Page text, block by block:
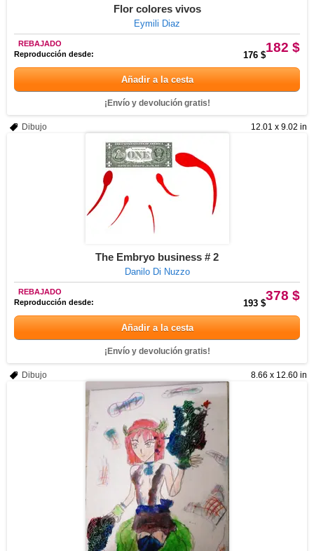
Flor colores vivos
Eymili Diaz
182 $
REBAJADO
Reproducción desde:
176 $
Añadir a la cesta
¡Envío y devolución gratis!
12.01 x 9.02 in
Dibujo
The Embryo business # 2
Danilo Di Nuzzo
378 $
REBAJADO
Reproducción desde:
193 $
Añadir a la cesta
¡Envío y devolución gratis!
8.66 x 12.60 in
Dibujo